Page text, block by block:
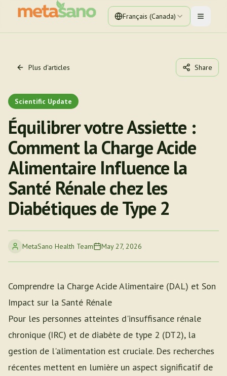
Français (Canada) Toggle
Plus d'articles Share
Scientific Update
Équilibrer votre Assiette :
Comment la Charge Acide
Alimentaire Influence la
Santé Rénale chez les
Diabétiques de Type 2
MetaSano Health Team May 27, 2026
Comprendre la Charge Acide Alimentaire (DAL) et Son
Impact sur la Santé Rénale
Pour les personnes atteintes d'insuffisance rénale
chronique (IRC) et de diabète de type 2 (DT2), la
gestion de l'alimentation est cruciale. Des recherches
récentes mettent en lumière un aspect significatif de